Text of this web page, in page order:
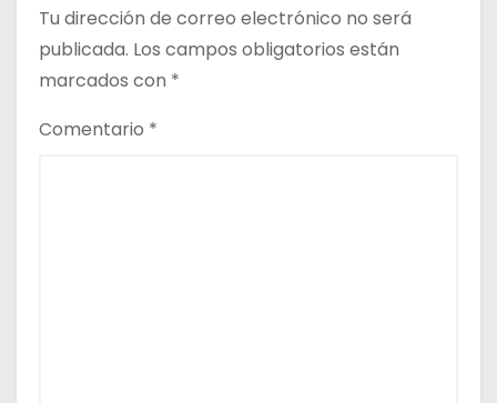
Tu dirección de correo electrónico no será
publicada. Los campos obligatorios están
marcados con *
Comentario *